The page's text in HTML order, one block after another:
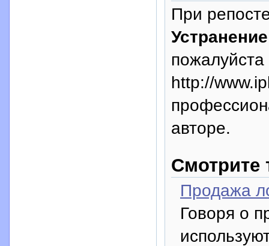
При
пожалуйста
http://
авторе.
Смотрите
Продажа
Говоря о